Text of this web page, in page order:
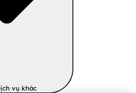
vụ khác